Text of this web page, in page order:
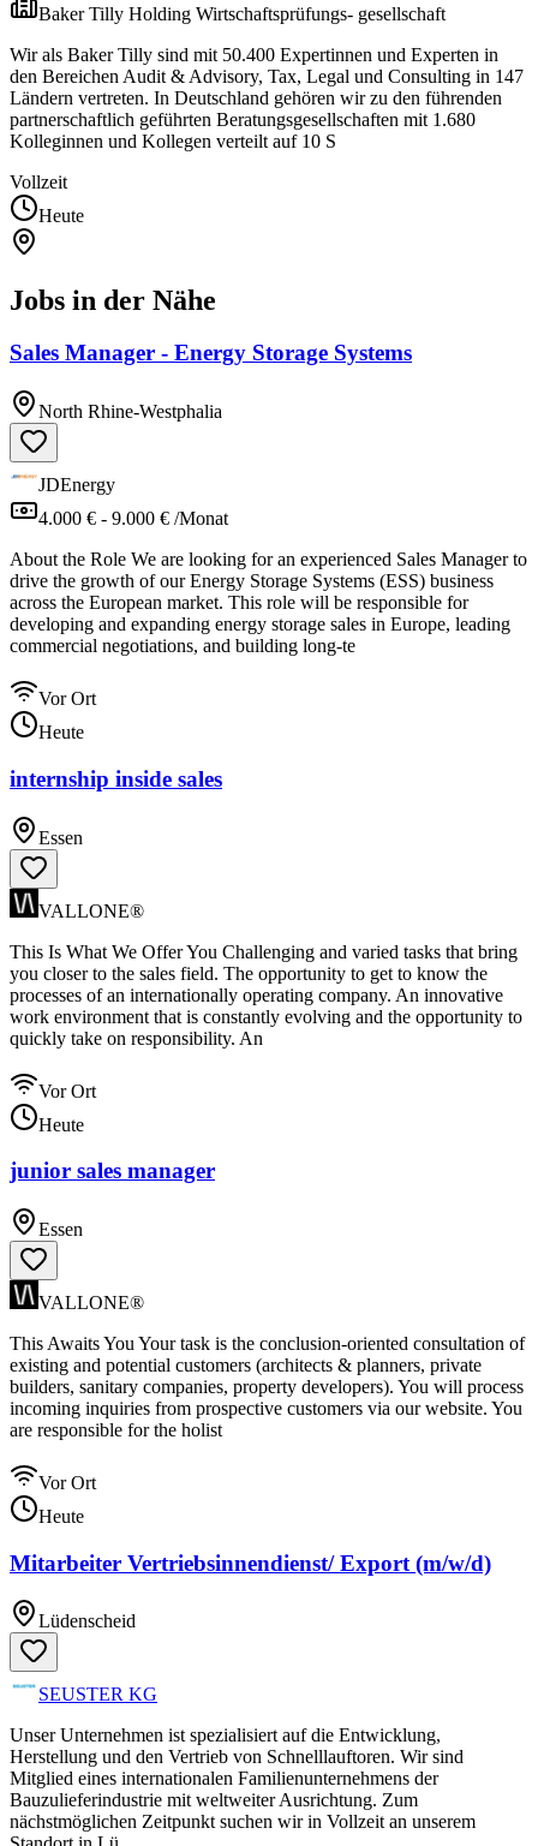
Baker Tilly Holding Wirtschaftsprüfungs- gesellschaft
Wir als Baker Tilly sind mit 50.400 Expertinnen und Experten in
den Bereichen Audit & Advisory, Tax, Legal und Consulting in 147
Ländern vertreten. In Deutschland gehören wir zu den führenden
partnerschaftlich geführten Beratungsgesellschaften mit 1.680
Kolleginnen und Kollegen verteilt auf 10 S
Vollzeit
Heute
Jobs in der Nähe
Sales Manager - Energy Storage Systems
North Rhine-Westphalia
JDEnergy
4.000 € - 9.000 € /Monat
About the Role We are looking for an experienced Sales Manager to
drive the growth of our Energy Storage Systems (ESS) business
across the European market. This role will be responsible for
developing and expanding energy storage sales in Europe, leading
commercial negotiations, and building long-te
Vor Ort
Heute
internship inside sales
Essen
VALLONE®
This Is What We Offer You Challenging and varied tasks that bring
you closer to the sales field. The opportunity to get to know the
processes of an internationally operating company. An innovative
work environment that is constantly evolving and the opportunity to
quickly take on responsibility. An
Vor Ort
Heute
junior sales manager
Essen
VALLONE®
This Awaits You Your task is the conclusion-oriented consultation of
existing and potential customers (architects & planners, private
builders, sanitary companies, property developers). You will process
incoming inquiries from prospective customers via our website. You
are responsible for the holist
Vor Ort
Heute
Mitarbeiter Vertriebsinnendienst/ Export (m/w/d)
Lüdenscheid
SEUSTER KG
Unser Unternehmen ist spezialisiert auf die Entwicklung,
Herstellung und den Vertrieb von Schnelllauftoren. Wir sind
Mitglied eines internationalen Familienunternehmens der
Bauzulieferindustrie mit weltweiter Ausrichtung. Zum
nächstmöglichen Zeitpunkt suchen wir in Vollzeit an unserem